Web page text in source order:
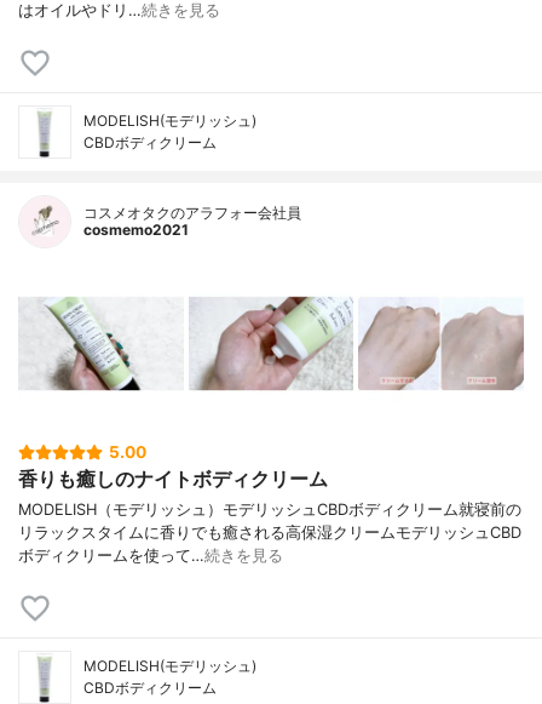
はオイルやドリ…続きを見る
MODELISH(モデリッシュ)
CBDボディクリーム
コスメオタクのアラフォー会社員
cosmemo2021
5.00
香りも癒しのナイトボディクリーム
MODELISH（モデリッシュ）モデリッシュCBDボディクリーム就寝前の
リラックスタイムに香りでも癒される高保湿クリームモデリッシュCBD
ボディクリームを使って…続きを見る
MODELISH(モデリッシュ)
CBDボディクリーム